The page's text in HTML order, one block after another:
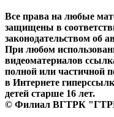
Все права на любые
защищены в
законодательством об
При любом
видеоматериалов
полной или частичной
в Интернете
детей старше 16 лет.
© Филиал ВГТРК